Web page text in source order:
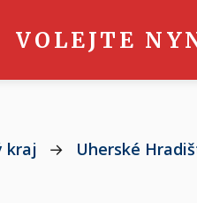
VOLEJTE
kraj → Uherské